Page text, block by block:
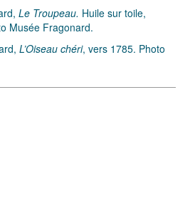
Le Troupeau. Huile sur toile,
Musée Fragonard.
L’Oiseau chéri, vers 1785. Photo